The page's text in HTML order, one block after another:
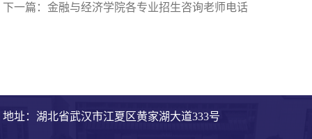
下一篇：金融与经济学院各专业招生咨询老师电话
地址：湖北省武汉市江夏区黄家湖大道333号